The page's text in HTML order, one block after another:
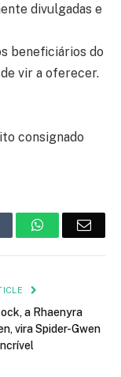
divulgadas e
beneficiários do
vir a oferecer.
consignado
Tumblr WhatsApp
a Rhaenyra
vira Spider-Gwen